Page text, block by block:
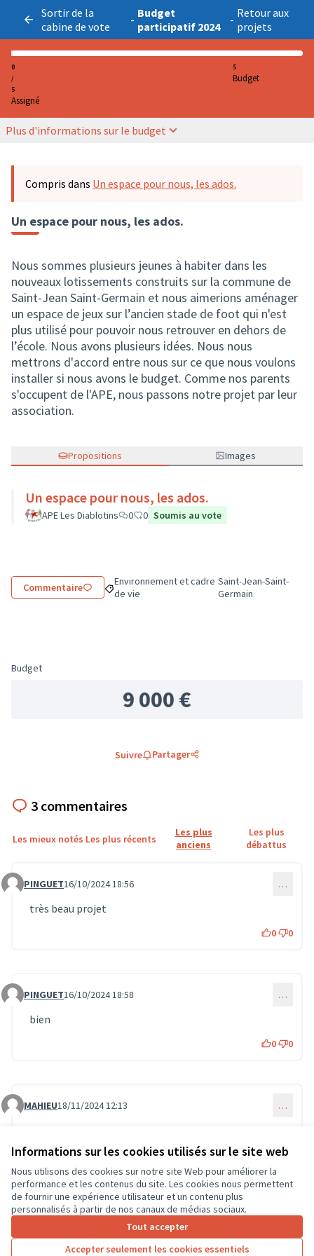
Informations sur les cookies utilisés sur le site web
Nous utilisons des cookies sur notre site Web pour améliorer la
performance et les contenus du site. Les cookies nous permettent
de fournir une expérience utilisateur et un contenu plus
personnalisés à partir de nos canaux de médias sociaux.
Tout accepter
Accepter seulement les cookies essentiels
Sortir de la
cabine de vote
- Budget
participatif 2024
- Retour aux
projets
0
/
5
Assigné
5
Budget
Plus d'informations sur le budget
Compris dans Un espace pour nous, les ados.
Un espace pour nous, les ados.
Nous sommes plusieurs jeunes à habiter dans les
nouveaux lotissements construits sur la commune de
Saint-Jean Saint-Germain et nous aimerions aménager
un espace de jeux sur l’ancien stade de foot qui n'est
plus utilisé pour pouvoir nous retrouver en dehors de
l’école. Nous avons plusieurs idées. Nous nous
mettrons d'accord entre nous sur ce que nous voulons
installer si nous avons le budget. Comme nos parents
s'occupent de l'APE, nous passons notre projet par leur
association.
Propositions Images
Un espace pour nous, les ados.
APE Les Diablotins 0 0 Soumis au vote
Commentaire Filtrer les résultats de la catégorie :
Environnement et cadre
de vie
Filtrer les résultats
Saint-Jean-Saint-
Germain
Budget
9 000 €
Suivre Partager
3 commentaires
Les mieux notés Les plus récents
Les plus
anciens
Les plus
débattus
Commentaire 685
PINGUET16/10/2024 18:56 …
très beau projet
0 0
Commentaire 687
PINGUET16/10/2024 18:58 …
bien
0 0
Commentaire 1228
MAHIEU18/11/2024 12:13 …
pouvant servir au jeunes du centre de loisirs .
0
créez un compte
commentaire.